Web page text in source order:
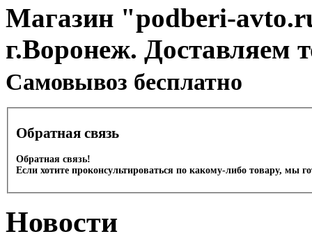
Магазин "podberi-
г.Воронеж. Доставляем
Cамовывоз бесплатно
Обратная связь
Обратная связь!
Если хотите проконсультироваться по какому-либо товару, мы
Новости